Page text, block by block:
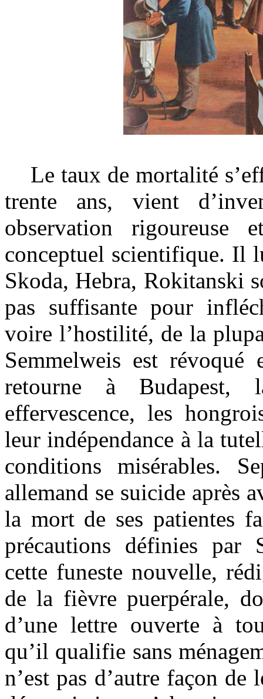
Le taux de mortalité
trente ans, vient
observation rigoureuse
conceptuel scientifique. Il
Skoda, Hebra, Rokitanski
pas suffisante pour
voire l’hostilité, de la
Semmelweis est
retourne à Budapest,
effervescence, les
leur indépendance à la
conditions misérables.
allemand se suicide après
la mort de ses patientes
précautions définies par
cette funeste nouvelle,
de la fièvre puerpérale,
d’une lettre ouverte à
qu’il qualifie sans
n’est pas d’autre façon de